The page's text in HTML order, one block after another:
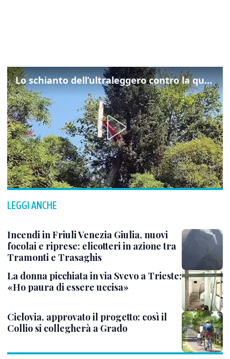
Lo schianto dell’ultraleggero contro la quercia: cosa è successo a Rivarotta
LEGGI ANCHE
Incendi in Friuli Venezia Giulia, nuovi
focolai e riprese: elicotteri in azione tra
Tramonti e Trasaghis
La donna picchiata in via Svevo a Trieste:
«Ho paura di essere uccisa»
Ciclovia, approvato il progetto: così il
Collio si collegherà a Grado